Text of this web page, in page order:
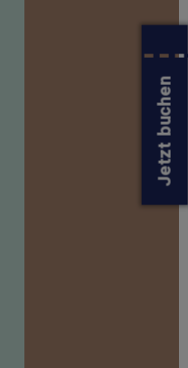
Jetzt buchen